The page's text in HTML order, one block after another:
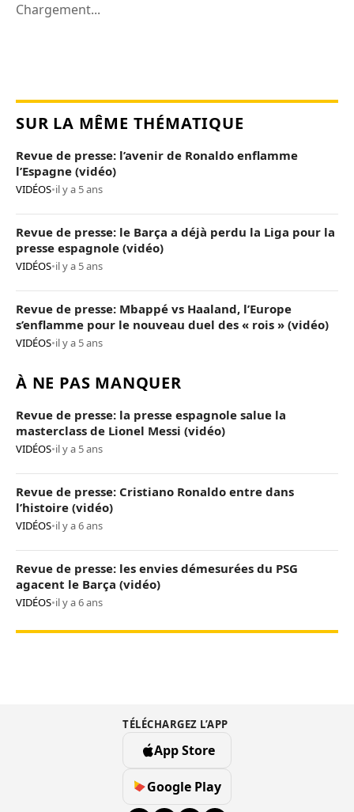
Chargement...
SUR LA MÊME THÉMATIQUE
Revue de presse: l’avenir de Ronaldo enflamme
l’Espagne (vidéo)
VIDÉOS•il y a 5 ans
Revue de presse: le Barça a déjà perdu la Liga pour la
presse espagnole (vidéo)
VIDÉOS•il y a 5 ans
Revue de presse: Mbappé vs Haaland, l’Europe
s’enflamme pour le nouveau duel des « rois » (vidéo)
VIDÉOS•il y a 5 ans
À NE PAS MANQUER
Revue de presse: la presse espagnole salue la
masterclass de Lionel Messi (vidéo)
VIDÉOS•il y a 5 ans
Revue de presse: Cristiano Ronaldo entre dans
l’histoire (vidéo)
VIDÉOS•il y a 6 ans
Revue de presse: les envies démesurées du PSG
agacent le Barça (vidéo)
VIDÉOS•il y a 6 ans
TÉLÉCHARGEZ L’APP
App Store
Google Play